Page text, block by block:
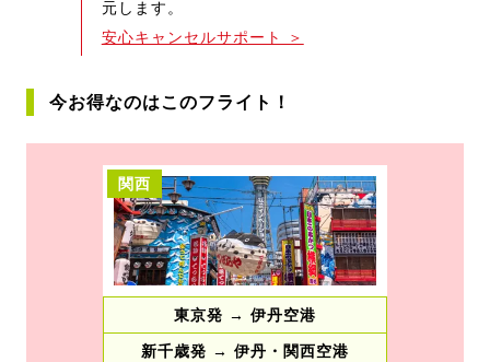
元します。
安心キャンセルサポート ＞
今お得なのはこのフライト！
東京発 → 伊丹空港
新千歳発 → 伊丹・関西空港
関西